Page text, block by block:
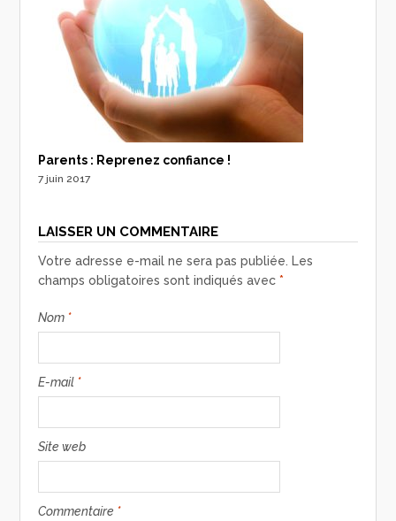
Parents : Reprenez confiance !
7 juin 2017
LAISSER UN COMMENTAIRE
Votre adresse e-mail ne sera pas publiée. Les
champs obligatoires sont indiqués avec*
Nom *
E-mail *
Site web
Commentaire *